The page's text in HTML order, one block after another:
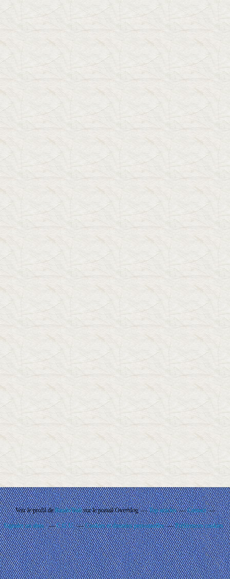
Voir le profil deRando'Ballsur le portail Overblog Top articles Contact
Signaler un abus C.G.U. Cookies et données personnelles Préférences cookies